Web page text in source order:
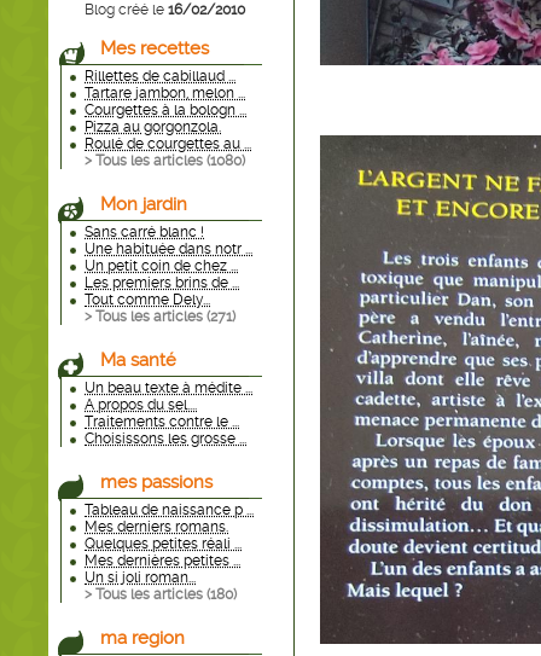
Blog créé le 16/02/2010
Mes recettes
Rillettes de cabillaud ...
Tartare jambon, melon ...
Courgettes à la bologn ...
Pizza au gorgonzola.
Roulé de courgettes au ...
> Tous les articles (1080)
Mon jardin
Sans carré blanc !
Une habituée dans notr ...
Un petit coin de chez ...
Les premiers brins de ...
Tout comme Dely...
> Tous les articles (271)
Ma santé
Un beau texte à médite ...
A propos du sel....
Traitements contre le ...
Choisissons les grosse ...
mes passions
Tableau de naissance p ...
Mes derniers romans.
Quelques petites réali ...
Mes dernières petites ...
Un si joli roman...
> Tous les articles (180)
ma region